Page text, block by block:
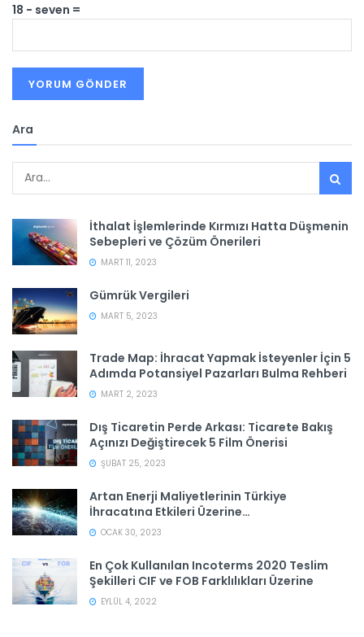
18 − seven =
Ara
İthalat İşlemlerinde Kırmızı Hatta Düşmenin
Sebepleri ve Çözüm Önerileri
MART 11, 2023
Gümrük Vergileri
MART 5, 2023
Trade Map: İhracat Yapmak İsteyenler İçin 5
Adımda Potansiyel Pazarları Bulma Rehberi
MART 2, 2023
Dış Ticaretin Perde Arkası: Ticarete Bakış
Açınızı Değiştirecek 5 Film Önerisi
ŞUBAT 25, 2023
Artan Enerji Maliyetlerinin Türkiye
İhracatına Etkileri Üzerine…
OCAK 30, 2023
En Çok Kullanılan Incoterms 2020 Teslim
Şekilleri CIF ve FOB Farklılıkları Üzerine
EYLÜL 4, 2022